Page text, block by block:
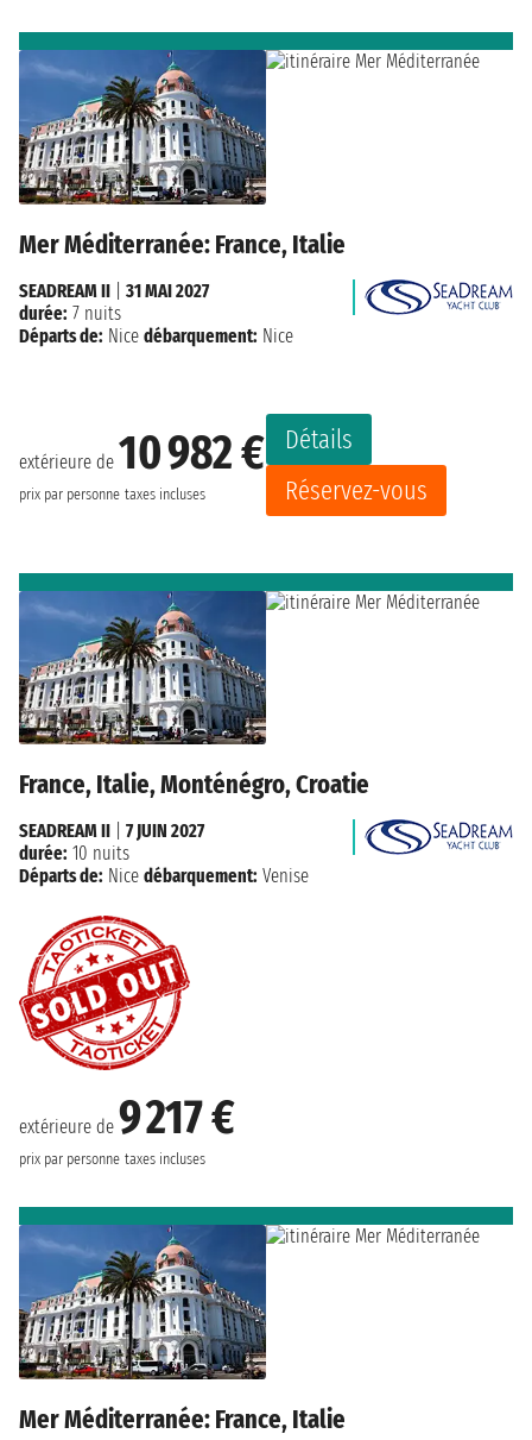
Mer Méditerranée: France, Italie
extérieure de 10 982 €
prix par personne taxes incluses
Détails
Réservez-vous
SEADREAM II
31 MAI 2027
durée: 7 nuits
Départs de: Nice débarquement: Nice
France, Italie, Monténégro, Croatie
extérieure de 9 217 €
prix par personne taxes incluses
SEADREAM II
7 JUIN 2027
durée: 10 nuits
Départs de: Nice débarquement: Venise
Mer Méditerranée: France, Italie